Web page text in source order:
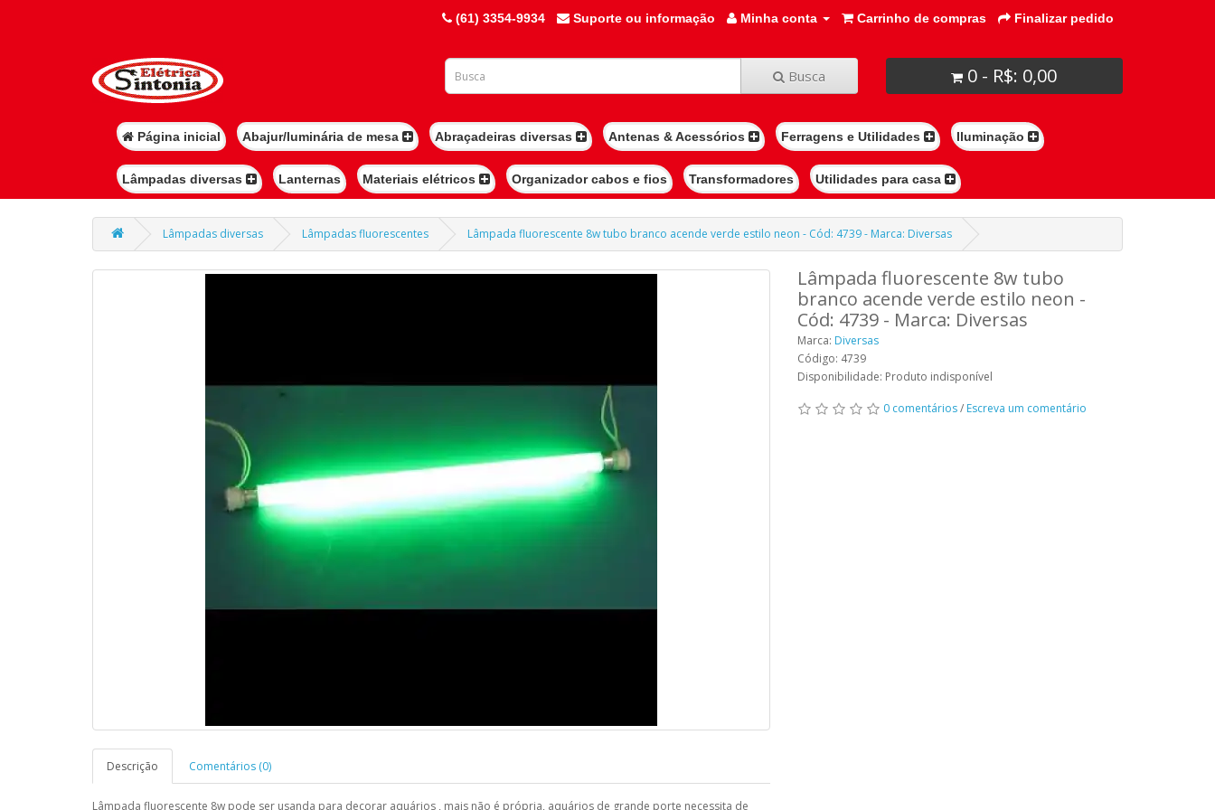
(61) 3354-9934 Suporte ou informação Minha conta Carrinho de compras Finalizar pedido
Busca 0 - R$: 0,00
Página inicial Abajur/luminária de mesa Abraçadeiras diversas Antenas & Acessórios Ferragens e Utilidades Iluminação
Lâmpadas diversas Lanternas Materiais elétricos Organizador cabos e fios Transformadores Utilidades para casa
Lâmpadas diversas Lâmpadas fluorescentes Lâmpada fluorescente 8w tubo branco acende verde estilo neon - Cód: 4739 - Marca: Diversas
Descrição Comentários (0)
Lâmpada fluorescente 8w pode ser usanda para decorar aquários , mais não é própria, aquários de grande porte necessita de
Lâmpada fluorescente 8w tubo
branco acende verde estilo neon -
Cód: 4739 - Marca: Diversas
Marca: Diversas
Código: 4739
Disponibilidade: Produto indisponível
0 comentários/ Escreva um comentário